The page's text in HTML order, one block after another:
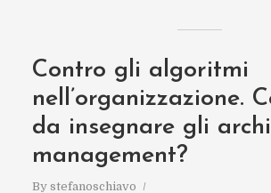
Contro gli algoritmi
nell’organizzazione.
da insegnare gli
management?
By stefanoschiavo